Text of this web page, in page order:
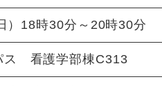
）18時30分～20時30分
ス 看護学部棟C313